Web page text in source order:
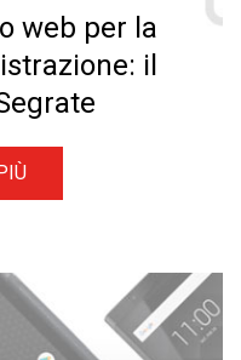
web per la
il